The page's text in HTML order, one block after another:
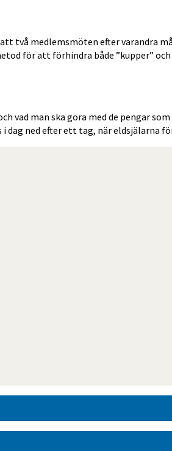
två medlemsmöten efter varandra
för att förhindra både ”kupper”
vad man ska göra med de pengar
dag ned efter ett tag, när eldsjälarna